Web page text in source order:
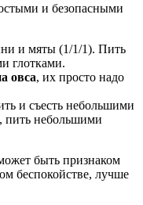
и безопасными
и мяты (1/1/1). Пить
глотками.
овса, их просто надо
и съесть небольшими
, пить небольшими
быть признаком
беспокойстве, лучше